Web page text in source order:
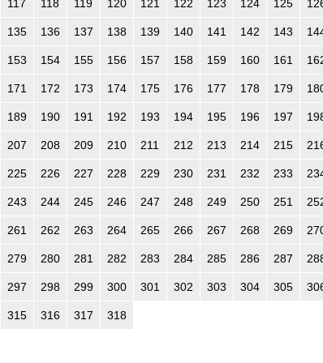
117 118 119 120 121 122 123 124 125
135 136 137 138 139 140 141 142 143
153 154 155 156 157 158 159 160 161
171 172 173 174 175 176 177 178 179
189 190 191 192 193 194 195 196 197
207 208 209 210 211 212 213 214 215
225 226 227 228 229 230 231 232 233
243 244 245 246 247 248 249 250 251
261 262 263 264 265 266 267 268 269
279 280 281 282 283 284 285 286 287
297 298 299 300 301 302 303 304 305
315 316 317 318